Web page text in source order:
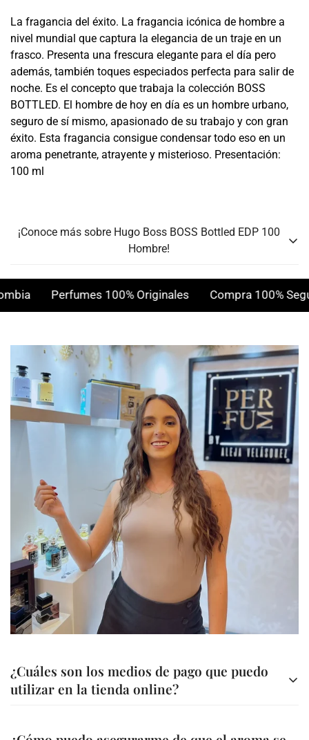
La fragancia del éxito. La fragancia icónica de hombre a
nivel mundial que captura la elegancia de un traje en un
frasco. Presenta una frescura elegante para el día pero
además, también toques especiados perfecta para salir de
noche. Es el concepto que trabaja la colección BOSS
BOTTLED. El hombre de hoy en día es un hombre urbano,
seguro de sí mismo, apasionado de su trabajo y con gran
éxito. Esta fragancia consigue condensar todo eso en un
aroma penetrante, atrayente y misterioso. Presentación:
100 ml
¡Conoce más sobre Hugo Boss BOSS Bottled EDP 100
Hombre!
Notas Olfativas: Amaderadas, aromáticas
Presentación:100 ML
Notas de Salida:
País:Alemania
Año de Lanzamiento:1998
Perfumes 100% Originales Compra 100% Segura
¿Cuáles son los medios de pago que puedo
utilizar en la tienda online?
Confirm your age
Are you 18 years old or older?
No, I'm not Yes, I am